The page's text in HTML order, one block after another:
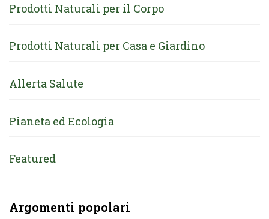
Prodotti Naturali per il Corpo
Prodotti Naturali per Casa e Giardino
Allerta Salute
Pianeta ed Ecologia
Featured
Argomenti popolari